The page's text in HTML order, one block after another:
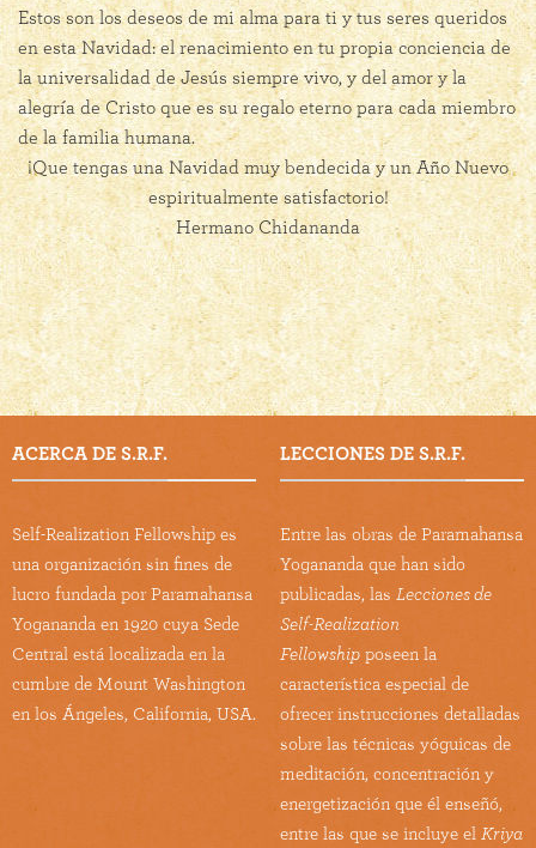
Estos son los deseos de mi alma para ti y tus seres queridos
en esta Navidad: el renacimiento en tu propia conciencia de
la universalidad de Jesús siempre vivo, y del amor y la
alegría de Cristo que es su regalo eterno para cada miembro
de la familia humana.
¡Que tengas una Navidad muy bendecida y un Año Nuevo
espiritualmente satisfactorio!
Hermano Chidananda
ACERCA DE S.R.F.
Self-Realization Fellowship es
una organización sin fines de
lucro fundada por Paramahansa
Yogananda en 1920 cuya Sede
Central está localizada en la
cumbre de Mount Washington
en los Ángeles, California, USA.
LECCIONES DE S.R.F.
Entre las obras de Paramahansa
Yogananda que han sido
publicadas, las Lecciones de
Self-Realization
Fellowship poseen la
característica especial de
ofrecer instrucciones detalladas
sobre las técnicas yóguicas de
meditación, concentración y
energetización que él enseñó,
entre las que se incluye el Kriya